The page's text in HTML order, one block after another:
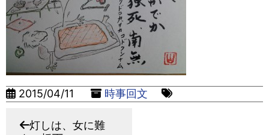
2015/04/11 時事回文
灯しは、女に難